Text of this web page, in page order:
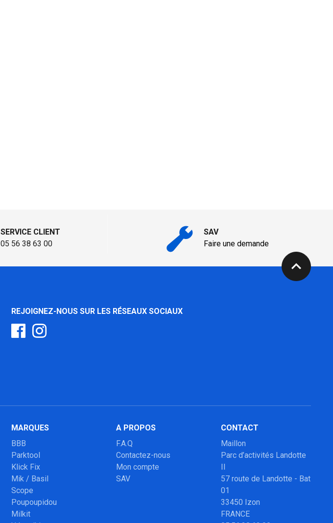
SERVICE CLIENT
05 56 38 63 00
SAV
Faire une demande
expand_less
REJOIGNEZ-NOUS SUR LES RÉSEAUX SOCIAUX
MARQUES
BBB
Parktool
Klick Fix
Mik / Basil
Scope
Poupoupidou
Milkit
A PROPOS
F.A.Q
Contactez-nous
Mon compte
SAV
CONTACT
Maillon
Parc d’activités Landotte
II
57 route de Landotte - Bat
01
33450 Izon
FRANCE